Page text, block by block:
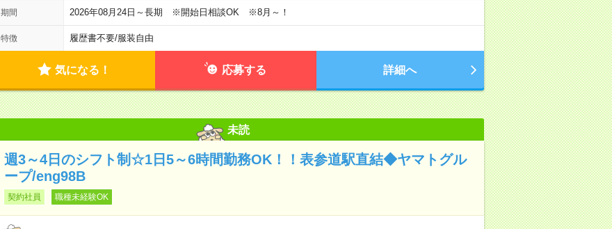
期間 2026年08月24日～長期 ※開始日相談OK ※8月～！
特徴 履歴書不要/服装自由
気になる！ 応募する 詳細へ
未読
週3～4日のシフト制☆1日5～6時間勤務OK！！表参道駅直結◆ヤマトグル
ープ/eng98B
契約社員 職種未経験OK